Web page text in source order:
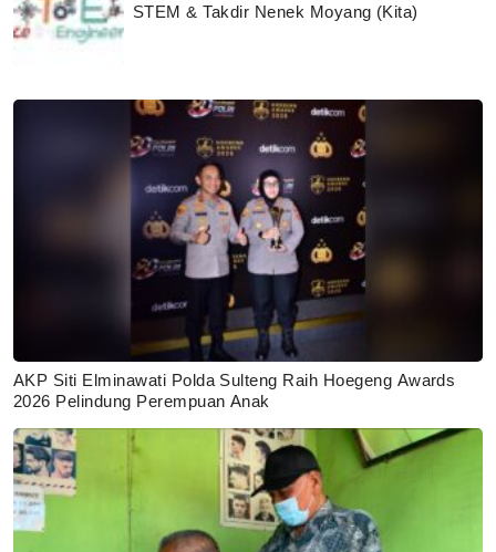
STEM & Takdir Nenek Moyang (Kita)
AKP Siti Elminawati Polda Sulteng Raih Hoegeng Awards
2026 Pelindung Perempuan Anak